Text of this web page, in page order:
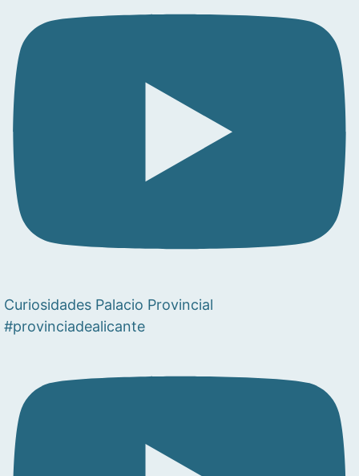
Curiosidades Palacio Provincial
#provinciadealicante